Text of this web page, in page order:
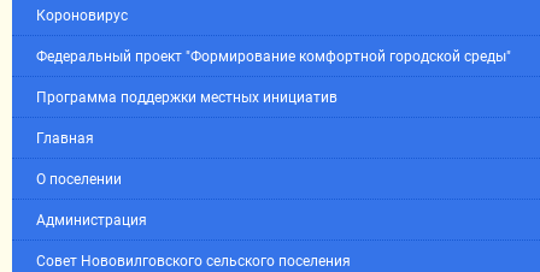
Короновирус
Федеральный проект "Формирование комфортной городской среды"
Программа поддержки местных инициатив
Главная
О поселении
Администрация
Совет Нововилговского сельского поселения